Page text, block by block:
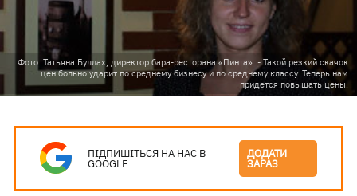
Фото: Татьяна Буллах, директор бара-ресторана «Пинта»: - Такой резкий скачок
цен больно ударит по среднему бизнесу и по среднему классу. Теперь нам
придется повышать цены.
ПІДПИШІТЬСЯ НА НАС В
GOOGLE
ДОДАТИ
ЗАРАЗ